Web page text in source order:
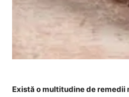
Există o multitudine de remedii